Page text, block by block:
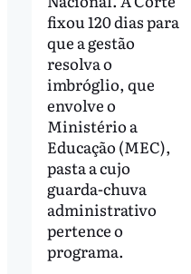
fixou 120 dias para
que a gestão
resolva o
imbróglio, que
envolve o
Ministério a
Educação (MEC),
pasta a cujo
guarda-chuva
administrativo
pertence o
programa.